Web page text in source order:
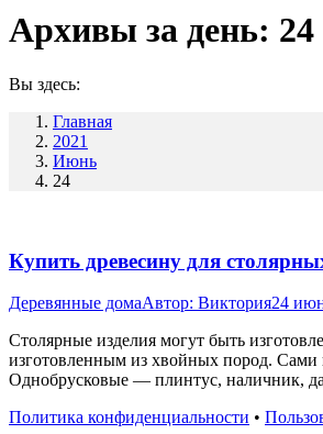
Архивы за день:
Вы здесь:
Главная
2021
Июнь
24
Купить древесину для
Деревянные домаАвтор: Виктория24
Столярные изделия могут быть
изготовленным из хвойных пород. Сами
Однобрусковые — плинтус, наличник,
Политика конфиденциальности •